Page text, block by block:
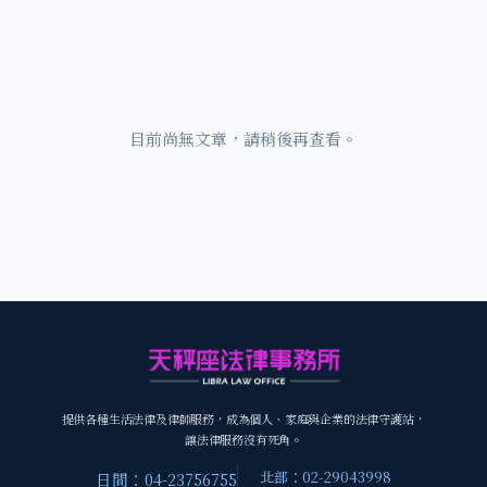
目前尚無文章，請稍後再查看。
提供各種生活法律及律師服務，成為個人、家庭與企業的法律守護站，
讓法律服務沒有死角。
日間：04-23756755 北部：02-29043998